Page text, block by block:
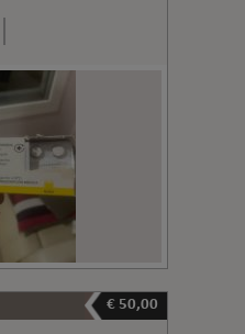
€ 50,00